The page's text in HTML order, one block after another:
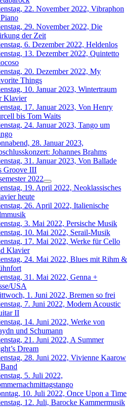
22. November 2022, Vibraphon
29. November 2022, Die
der Zeit
6. Dezember 2022, Heldenlos
13. Dezember 2022, Quintetto
20. Dezember 2022, My
Things
10. Januar 2023, Wintertraum
Klavier
17. Januar 2023, Von Henry
bis Tom Waits
24. Januar 2023, Tango um
28. Januar 2023,
Johannes Brahms
31. Januar 2023, Von Ballade
Groove III
2022
19. April 2022, Neoklassisches
heute
26. April 2022, Italienische
3. Mai 2022, Persische Musik
10. Mai 2022, Serail-Musik
17. Mai 2022, Werke für Cello
Klavier
24. Mai 2022, Blues mit Rihm &
31. Mai 2022, Genna +
USA
1. Juni 2022, Bremen so frei
7. Juni 2022, Modern Acoustic
II
14. Juni 2022, Werke von
und Schumann
21. Juni 2022, A Summer
Dream
28. Juni 2022, Vivienne Kaarow
5. Juli 2022,
10. Juli 2022, Once Upon a Time
12. Juli, Barocke Kammermusik